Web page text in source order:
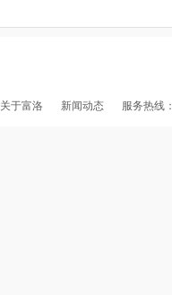
关于富洛 新闻动态 服务热线